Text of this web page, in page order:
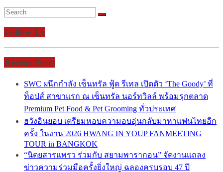
Follow Us
Recent Posts
SWC ผนึกกำลัง เซ็นทรัล ฟู้ด รีเทล เปิดตัว ‘The Goody’ ที่
ท็อปส์ สาขาแรก ณ เซ็นทรัล นอร์ทวิลล์ พร้อมรุกตลาด
Premium Pet Food & Pet Grooming ทั่วประเทศ
ฮวังอินยอบ เตรียมหอบความอบอุ่นกลับมาหาแฟนไทยอีก
ครั้ง ในงาน 2026 HWANG IN YOUP FANMEETING
TOUR in BANGKOK
“นิตยสารแพรว ร่วมกับ สยามพารากอน” จัดงานแถลง
ข่าวความร่วมมือครั้งยิ่งใหญ่ ฉลองครบรอบ 47 ปี